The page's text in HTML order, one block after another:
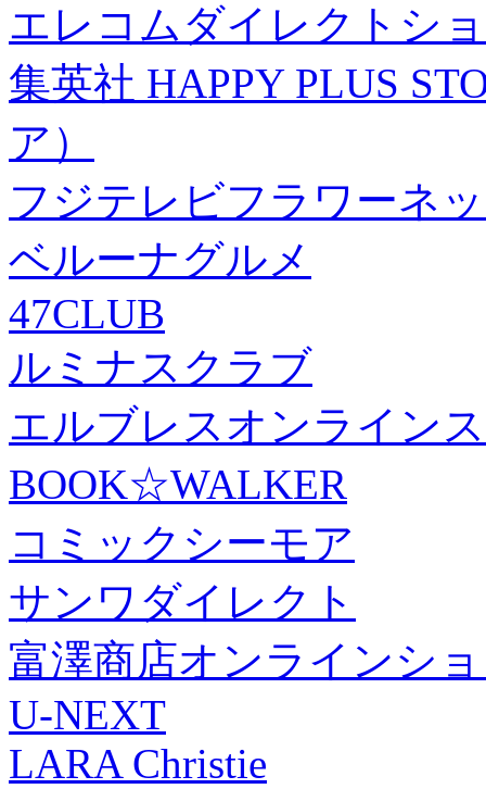
エレコムダイレクトシ
集英社 HAPPY PLUS
ア）
フジテレビフラワーネ
ベルーナグルメ
47CLUB
ルミナスクラブ
エルブレスオンライン
BOOK☆WALKER
コミックシーモア
サンワダイレクト
富澤商店オンラインシ
U-NEXT
LARA Christie